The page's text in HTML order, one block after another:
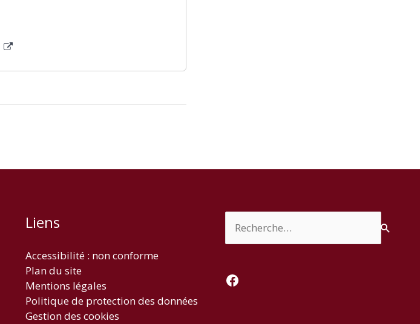
Liens
Accessibilité : non conforme
Plan du site
Mentions légales
Politique de protection des données
Gestion des cookies
Facebook